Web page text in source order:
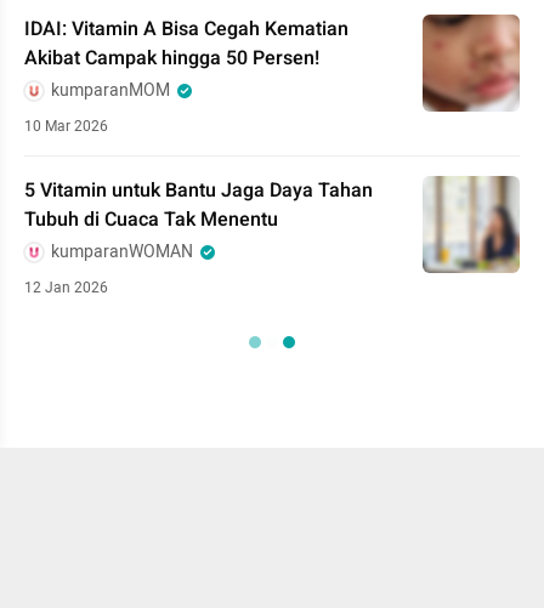
IDAI: Vitamin A Bisa Cegah Kematian
Akibat Campak hingga 50 Persen!
kumparanMOM
10 Mar 2026
5 Vitamin untuk Bantu Jaga Daya Tahan
Tubuh di Cuaca Tak Menentu
kumparanWOMAN
12 Jan 2026